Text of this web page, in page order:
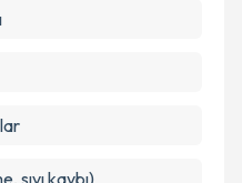
sıvı kaybı)